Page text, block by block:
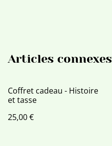
Articles connexes
Coffret cadeau - Histoire
et tasse
25,00 €